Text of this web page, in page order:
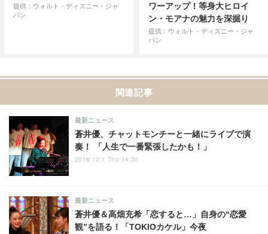
提供：ウォルト・ディズニー・ジャ
パン
ワーアップ！等身大ヒロイ
ン・モアナの魅力を深掘り
提供：ウォルト・ディズニー・ジャ
パン
関連記事
蒼井優、チャットモンチーと一緒にライブで演
奏！ 「人生で一番緊張したかも！」
最新ニュース
2016.12.1 Thu 14:30
蒼井優＆高畑充希「恋すると…」自身の“恋愛
観”を語る！「TOKIOカケル」今夜
最新ニュース